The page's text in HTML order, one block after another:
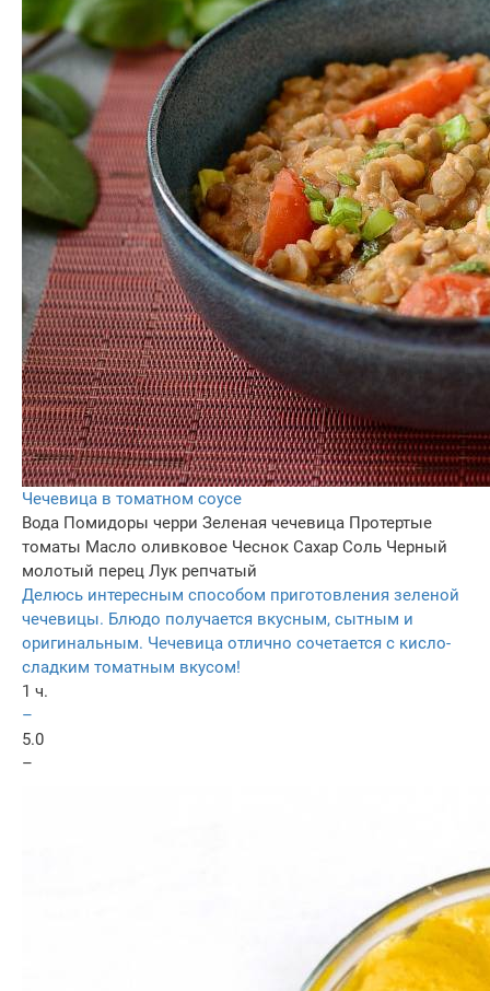
Чечевица в томатном соусе
Вода Помидоры черри Зеленая чечевица Протертые
томаты Масло оливковое Чеснок Сахар Соль Черный
молотый перец Лук репчатый
Делюсь интересным способом приготовления зеленой
чечевицы. Блюдо получается вкусным, сытным и
оригинальным. Чечевица отлично сочетается с кисло-
сладким томатным вкусом!
1 ч.
–
5.0
–